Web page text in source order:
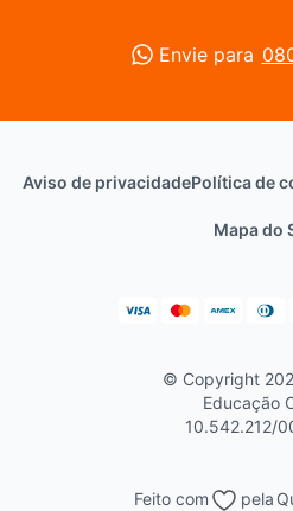
Envie para
Aviso de privacidadePolítica de
Mapa do
© Copyright
Educação
10.542.212/
Feito com pela